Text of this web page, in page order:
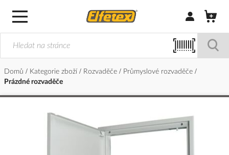
Přihlásit/
Domů Kategorie zboží Rozvaděče
Průmyslové rozvaděče
Prázdné rozvaděče